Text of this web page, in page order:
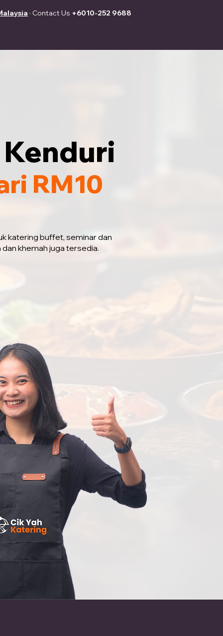
RM10
katering buffet, seminar dan
khemah juga tersedia.
· Contact Us +6010-252 9688